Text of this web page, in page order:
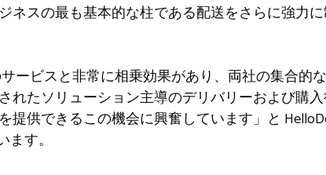
ネスの最も基本的な柱である配送をさらに強力
サービスと非常に相乗効果があり、両社の集合的
れたソリューション主導のデリバリーおよび購
提供できるこの機会に興奮しています」と
す。